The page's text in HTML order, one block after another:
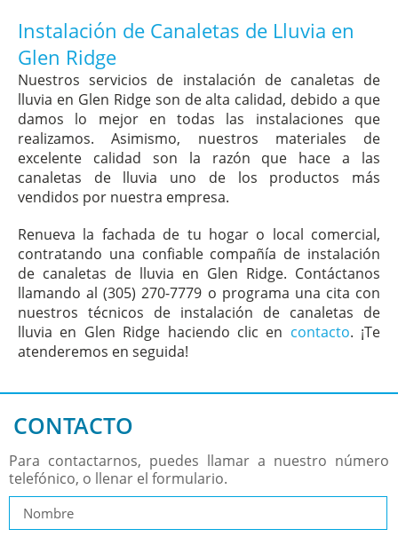
Instalación de Canaletas de Lluvia en
Glen Ridge
Nuestros servicios de instalación de canaletas de
lluvia en Glen Ridge son de alta calidad, debido a que
damos lo mejor en todas las instalaciones que
realizamos. Asimismo, nuestros materiales de
excelente calidad son la razón que hace a las
canaletas de lluvia uno de los productos más
vendidos por nuestra empresa.
Renueva la fachada de tu hogar o local comercial,
contratando una confiable compañía de instalación
de canaletas de lluvia en Glen Ridge. Contáctanos
llamando al (305) 270-7779 o programa una cita con
nuestros técnicos de instalación de canaletas de
lluvia en Glen Ridge haciendo clic en contacto. ¡Te
atenderemos en seguida!
CONTACTO
Para contactarnos, puedes llamar a nuestro número
telefónico, o llenar el formulario.